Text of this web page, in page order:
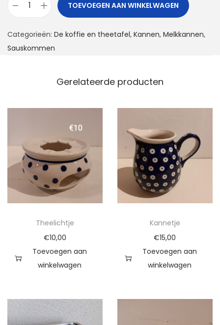
n
n
e
n
t
a
TOEVOEGEN AAN WINKELWAGEN
Categorieën: De koffie en theetafel, Kannen, Melkkannen,
Sauskommen
Gerelateerde producten
Theelichtje
€10,00
Toevoegen aan
winkelwagen
Kannetje
€15,00
Toevoegen aan
winkelwagen